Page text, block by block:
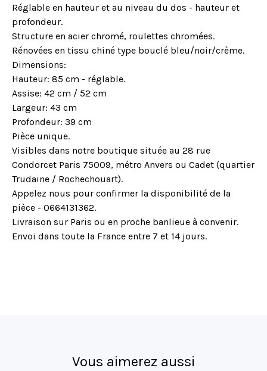
Réglable en hauteur et au niveau du dos - hauteur et
profondeur.
Structure en acier chromé, roulettes chromées.
Rénovées en tissu chiné type bouclé bleu/noir/crème.
Dimensions:
Hauteur: 85 cm - réglable.
Assise: 42 cm / 52 cm
Largeur: 43 cm
Profondeur: 39 cm
Pièce unique.
Visibles dans notre boutique située au 28 rue
Condorcet Paris 75009, métro Anvers ou Cadet (quartier
Trudaine / Rochechouart).
Appelez nous pour confirmer la disponibilité de la
pièce - 0664131362.
Livraison sur Paris ou en proche banlieue à convenir.
Envoi dans toute la France entre 7 et 14 jours.
Vous aimerez aussi